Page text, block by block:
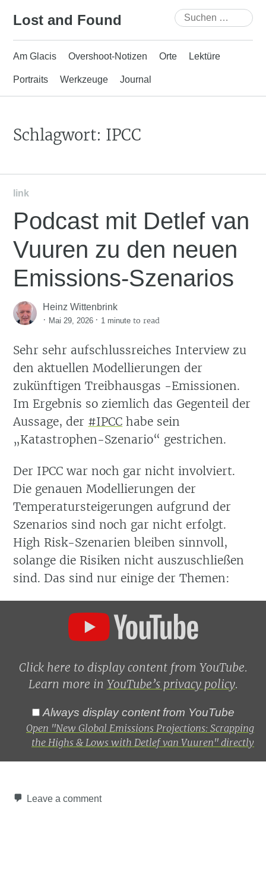
Lost and Found
Suchen
nach:
Am Glacis Overshoot-Notizen Orte Lektüre
Portraits Werkzeuge Journal
Schlagwort: IPCC
link
Podcast mit Detlef van
Vuuren zu den neuen
Emissions-Szenarios
Heinz Wittenbrink
· Mai 29, 2026 · 1 minute to read
Sehr sehr aufschlussreiches Interview zu
den aktuellen Modellierungen der
zukünftigen Treibhausgas -Emissionen.
Im Ergebnis so ziemlich das Gegenteil der
Aussage, der #IPCC habe sein
„Katastrophen-Szenario“ gestrichen.
Der IPCC war noch gar nicht involviert.
Die genauen Modellierungen der
Temperatursteigerungen aufgrund der
Szenarios sind noch gar nicht erfolgt.
High Risk-Szenarien bleiben sinnvoll,
solange die Risiken nicht auszuschließen
sind. Das sind nur einige der Themen:
Scrapping
Highs
Detlef
from
Click here to display content from YouTube.
Learn more in YouTube’s privacy policy.
Always display content from YouTube
Open "New Global Emissions Projections: Scrapping
the Highs & Lows with Detlef van Vuuren" directly
Leave a comment